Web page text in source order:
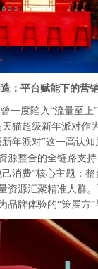
：平台赋能下的营
一度陷入“流量至上
猫超级新年派对作
年派对”这一高认知
源整合的全链路支
消费”核心主题；
资源汇聚精准人群。
牌体验的“策展方”